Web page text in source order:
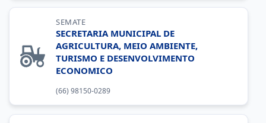
SEMATE
SECRETARIA MUNICIPAL DE
AGRICULTURA, MEIO AMBIENTE,
TURISMO E DESENVOLVIMENTO
ECONOMICO
(66) 98150-0289